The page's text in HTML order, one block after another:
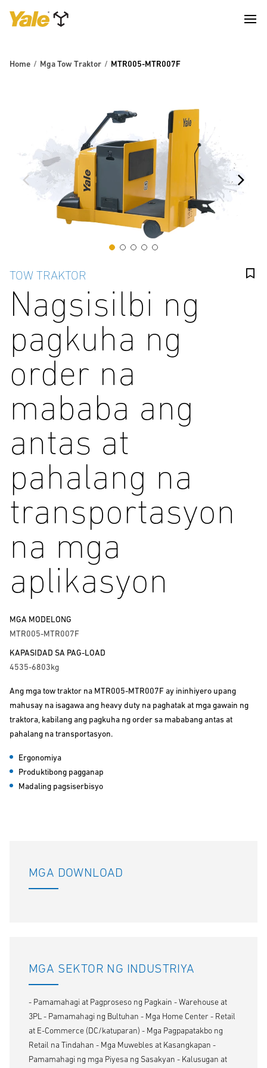
Home Mga Tow Traktor MTR005-MTR007F
TOW TRAKTOR
Nagsisilbi ng
pagkuha ng
order na
mababa ang
antas at
pahalang na
transportasyon
na mga
aplikasyon
MGA MODELONG
MTR005-MTR007F
KAPASIDAD SA PAG-LOAD
4535-6803kg
Ang mga tow traktor na MTR005-MTR007F ay ininhiyero upang
mahusay na isagawa ang heavy duty na paghatak at mga gawain ng
traktora, kabilang ang pagkuha ng order sa mababang antas at
pahalang na transportasyon.
Ergonomiya
Produktibong pagganap
Madaling pagsiserbisyo
MGA DOWNLOAD
MGA SEKTOR NG INDUSTRIYA
- Pamamahagi at Pagproseso ng Pagkain - Warehouse at
3PL - Pamamahagi ng Bultuhan - Mga Home Center - Retail
at E-Commerce (DC/katuparan) - Mga Pagpapatakbo ng
Retail na Tindahan - Mga Muwebles at Kasangkapan -
Pamamahagi ng mga Piyesa ng Sasakyan - Kalusugan at